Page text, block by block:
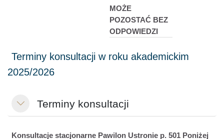
MOŻE
POZOSTAĆ BEZ
ODPOWIEDZI
EinklappenTerminy konsultacji
Konsultacje stacjonarne Pawilon Ustronie p. 501 Poniżej